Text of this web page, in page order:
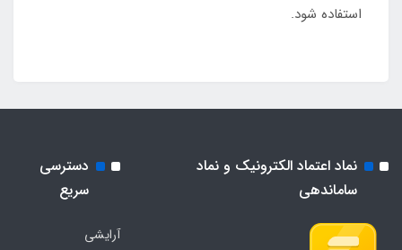
استفاده شود.
نماد اعتماد الکترونیک و نماد
ساماندهی
دسترسی
سریع
آرایشی